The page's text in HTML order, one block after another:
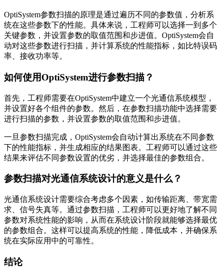
OptiSystem参数扫描的原理是通过遍历不同的参数值，分析系
统在这些参数下的性能。具体来说，工程师可以选择一到多个
关键参数，并设置参数的取值范围和步进值。OptiSystem会自
动对这些参数进行扫描，并计算系统的性能指标，如比特误码
率、接收功率等。
如何使用OptiSystem进行参数扫描？
首先，工程师需要在OptiSystem中建立一个光通信系统模型，
并设置好各个组件的参数。然后，在参数扫描功能中选择需要
进行扫描的参数，并设置参数的取值范围和步进值。
一旦参数扫描完成，OptiSystem会自动计算出系统在不同参数
下的性能指标，并生成相应的结果图表。工程师可以通过这些
结果来评估不同参数设置的优劣，并选择最佳的参数组合。
参数扫描对光通信系统设计的意义是什么？
光通信系统设计需要综合考虑多个因素，如传输距离、带宽需
求、信号失真等。通过参数扫描，工程师可以更好地了解不同
参数对系统性能的影响，从而在系统设计阶段就能够选择最优
的参数组合。这样可以提高系统的性能，降低成本，并确保系
统在实际应用中的可靠性。
结论